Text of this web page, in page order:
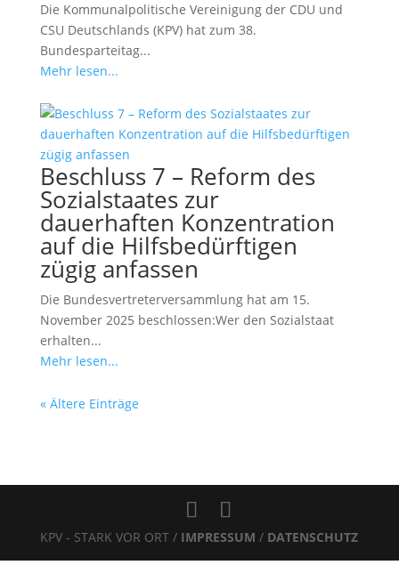
Die Kommunalpolitische Vereinigung der CDU und
CSU Deutschlands (KPV) hat zum 38.
Bundesparteitag...
Mehr lesen...
Beschluss 7 – Reform des
Sozialstaates zur
dauerhaften Konzentration
auf die Hilfsbedürftigen
zügig anfassen
Die Bundesvertreterversammlung hat am 15.
November 2025 beschlossen:Wer den Sozialstaat
erhalten...
Mehr lesen...
« Ältere Einträge
KPV - STARK VOR ORT / IMPRESSUM/ DATENSCHUTZ